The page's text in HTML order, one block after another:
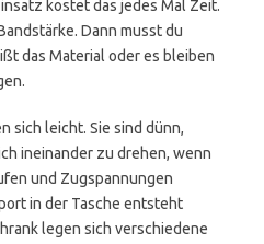
kostet das jedes Mal Zeit.
Dann musst du
das Material oder es bleiben
sich leicht. Sie sind dünn,
ineinander zu drehen, wenn
und Zugspannungen
in der Tasche entsteht
legen sich verschiedene